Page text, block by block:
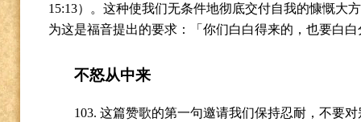
15:13）。这种使我们无条件地彻底交付自我的慷慨大
为这是福音提出的要求：「你们白白得来的，也要白
不怒从中来
103.这篇赞歌的第一句邀请我们保持忍耐，不要